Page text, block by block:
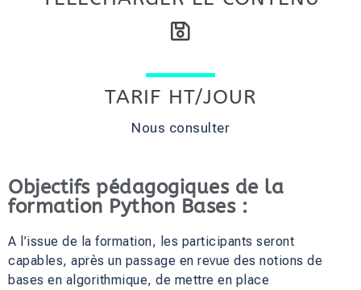
TARIF HT/JOUR
Nous consulter
Objectifs pédagogiques de la
formation Python Bases :
A l’issue de la formation, les participants seront
capables, après un passage en revue des notions de
bases en algorithmique, de mettre en place